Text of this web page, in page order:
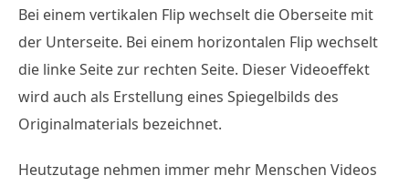
Bei einem vertikalen Flip wechselt die Oberseite mit
der Unterseite. Bei einem horizontalen Flip wechselt
die linke Seite zur rechten Seite. Dieser Videoeffekt
wird auch als Erstellung eines Spiegelbilds des
Originalmaterials bezeichnet.
Heutzutage nehmen immer mehr Menschen Videos